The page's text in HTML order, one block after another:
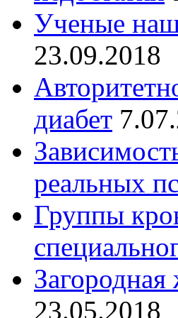
Ученые
23.09.2018
диабет
реальных
Группы
23.05.2018